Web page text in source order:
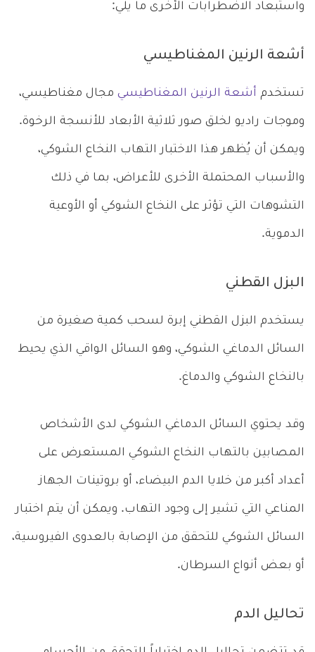
واستبعاد الاضطرابات الأخرى ما يلي:
أشعة الرنين المغناطيسي
تستخدم أشعة الرنين المغناطيسي مجال مغناطيسي،
وموجات راديو لخلق صور ثلاثية الأبعاد للأنسجة الرخوة.
ويمكن أن يُظهر هذا الاختبار التهاب النخاع الشوكي،
والأسباب المحتملة الأخرى للأعراض، بما في ذلك
التشوهات التي تؤثر على النخاع الشوكي أو الأوعية
الدموية.
البزل القطني
يستخدم البزل القطني إبرة لسحب كمية صغيرة من
السائل الدماغي الشوكي، وهو السائل الواقي الذي يحيط
بالنخاع الشوكي والدماغ.
وقد يحتوي السائل الدماغي الشوكي لدى الأشخاص
المصابين بالتهاب النخاع الشوكي المستعرض على
أعداد أكبر من خلايا الدم البيضاء، أو بروتينات الجهاز
المناعي التي تشير إلى وجود التهاب. ويمكن أن يتم اختبار
السائل الشوكي للتحقق من الإصابة بالعدوى الفيروسية،
أو بعض أنواع السرطان.
تحاليل الدم